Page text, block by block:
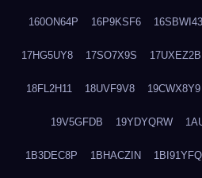
160ON64P 16P9KSF6 16SBWI43
17HG5UY8 17SO7X9S 17UXEZ2B
18FL2H11 18UVF9V8 19CWX8Y9
19V5GFDB 19YDYQRW
1B3DEC8P 1BHACZIN 1BI91YFQ